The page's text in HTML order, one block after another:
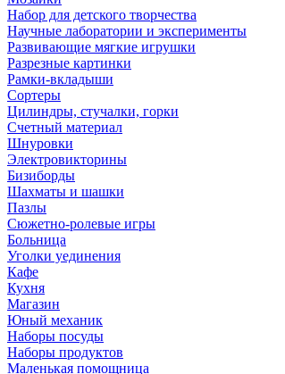
Набор для детского творчества
Научные лаборатории и эксперименты
Развивающие мягкие игрушки
Разрезные картинки
Рамки-вкладыши
Сортеры
Цилиндры, стучалки, горки
Счетный материал
Шнуровки
Электровикторины
Бизиборды
Шахматы и шашки
Пазлы
Сюжетно-ролевые игры
Больница
Уголки уединения
Кафе
Кухня
Магазин
Юный механик
Наборы посуды
Наборы продуктов
Маленькая помощница